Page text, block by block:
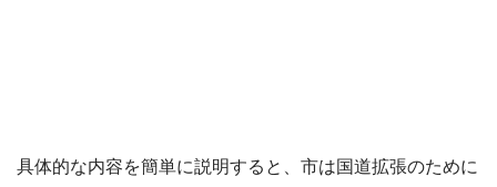
具体的な内容を簡単に説明すると、市は国道拡張のために